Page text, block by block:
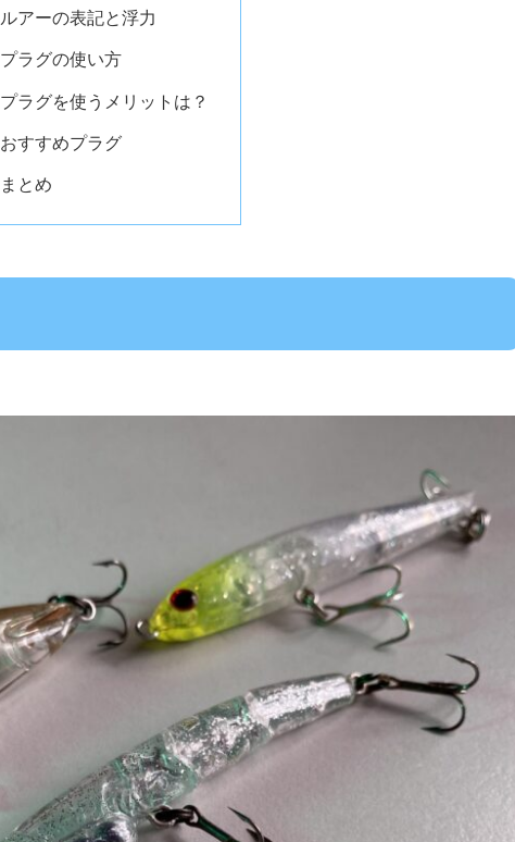
ルアーの表記と浮力
プラグの使い方
プラグを使うメリットは？
おすすめプラグ
まとめ